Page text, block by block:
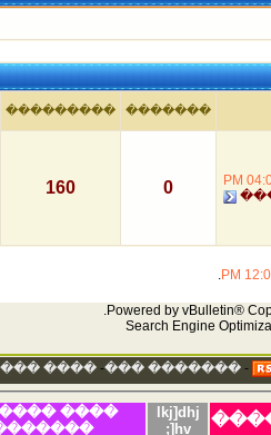
�������
���������
04:02
0
160
12:04
.
Powered by vBulletin®
Search Engine
-
������� ���
-
����
lkj]dhj
]hv;
������